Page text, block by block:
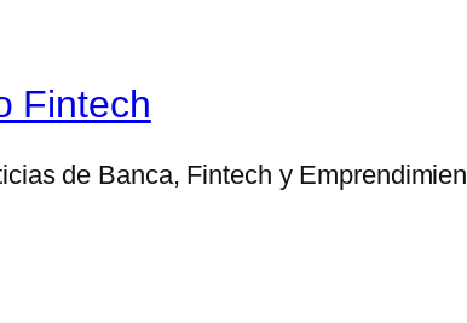
Fintech
de Banca, Fintech y